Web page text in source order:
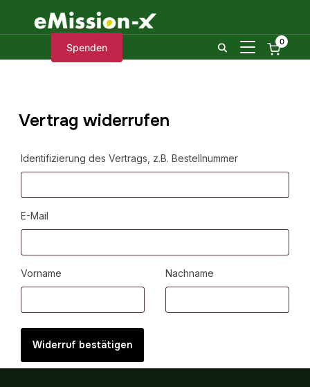
Spenden 0
Vertrag widerrufen
Identifizierung des Vertrags, z.B. Bestellnummer
E-Mail
E-
Mail
(wiederholen)
Vorname Nachname
Widerruf bestätigen